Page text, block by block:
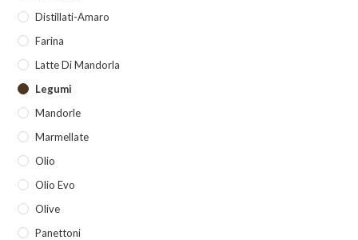
Distillati-Amaro
Farina
Latte Di Mandorla
Legumi
Mandorle
Marmellate
Olio
Olio Evo
Olive
Panettoni